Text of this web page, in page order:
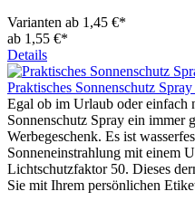
Varianten ab 1,45 €*
ab 1,55 €*
Details
Praktisches Sonnenschutz
Egal ob im Urlaub oder einfach
Sonnenschutz Spray ein immer
Werbegeschenk. Es ist
Sonneneinstrahlung mit einem
Lichtschutzfaktor 50. Dieses
Sie mit Ihrem persönlichen